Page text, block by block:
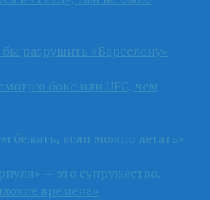
разрушить «Барселону»
бокс или UFC, чем
бежать, если можно летать»
— это супружество.
времена»